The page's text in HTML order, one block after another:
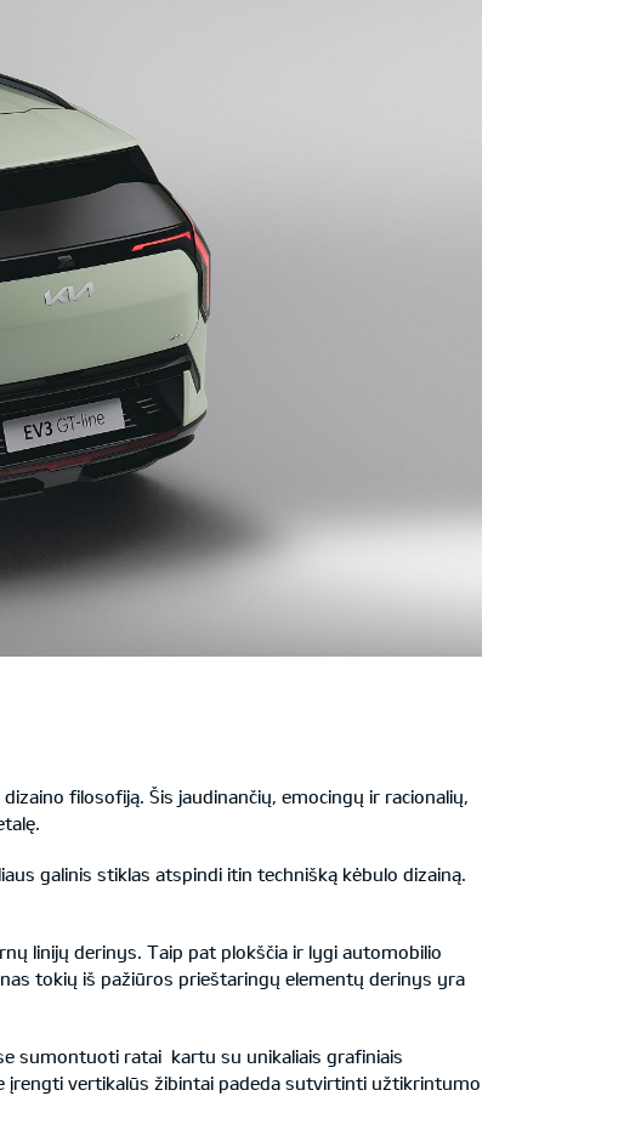
filosofiją. Šis jaudinančių, emocingų ir racionalių,
galinis stiklas atspindi itin technišką kėbulo dizainą.
linijų derinys. Taip pat plokščia ir lygi automobilio
tokių iš pažiūros prieštaringų elementų derinys yra
sumontuoti ratai kartu su unikaliais grafiniais
įrengti vertikalūs žibintai padeda sutvirtinti užtikrintumo